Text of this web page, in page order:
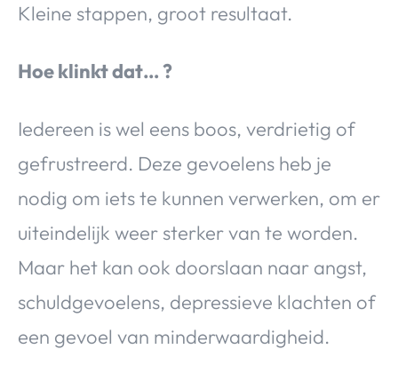
Kleine stappen, groot resultaat.
Hoe klinkt dat… ?
Iedereen is wel eens boos, verdrietig of
gefrustreerd. Deze gevoelens heb je
nodig om iets te kunnen verwerken, om er
uiteindelijk weer sterker van te worden.
Maar het kan ook doorslaan naar angst,
schuldgevoelens, depressieve klachten of
een gevoel van minderwaardigheid.